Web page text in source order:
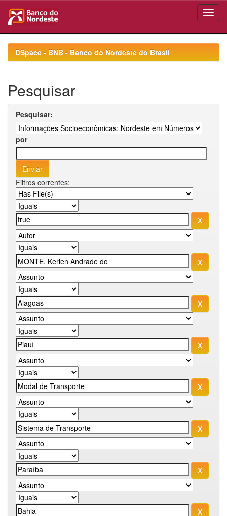
navigationDSpace - BNB - Banco do Nordeste do Brasil
Pesquisar
Pesquisar:
por
Filtros correntes: